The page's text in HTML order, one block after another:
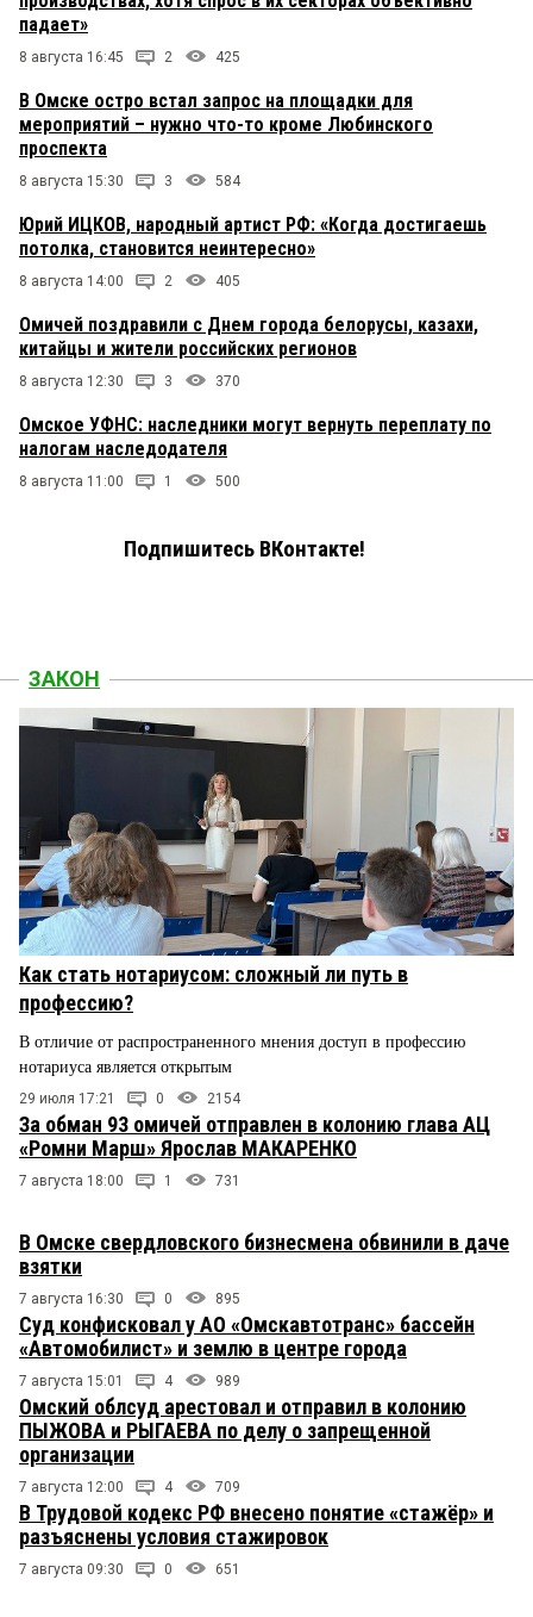
падает»
8 августа 16:45 2 425
В Омске остро встал запрос на площадки для
мероприятий – нужно что-то кроме Любинского
проспекта
8 августа 15:30 3 584
Юрий ИЦКОВ, народный артист РФ: «Когда достигаешь
потолка, становится неинтересно»
8 августа 14:00 2 405
Омичей поздравили с Днем города белорусы, казахи,
китайцы и жители российских регионов
8 августа 12:30 3 370
Омское УФНС: наследники могут вернуть переплату по
налогам наследодателя
8 августа 11:00 1 500
Подпишитесь ВКонтакте!
ЗАКОН
Как стать нотариусом: сложный ли путь в
профессию?
В отличие от распространенного мнения доступ в профессию
нотариуса является открытым
29 июля 17:21 0 2154
За обман 93 омичей отправлен в колонию глава АЦ
«Ромни Марш» Ярослав МАКАРЕНКО
7 августа 18:00 1 731
В Омске свердловского бизнесмена обвинили в даче
взятки
7 августа 16:30 0 895
Суд конфисковал у АО «Омскавтотранс» бассейн
«Автомобилист» и землю в центре города
7 августа 15:01 4 989
Омский облсуд арестовал и отправил в колонию
ПЫЖОВА и РЫГАЕВА по делу о запрещенной
организации
7 августа 12:00 4 709
В Трудовой кодекс РФ внесено понятие «стажёр» и
разъяснены условия стажировок
7 августа 09:30 0 651